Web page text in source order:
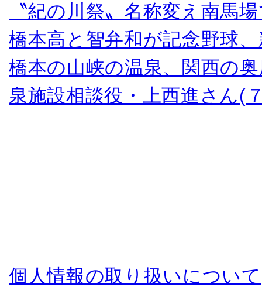
〝紀の川祭〟名称変え南馬
橋本高と智弁和が記念野球
橋本の山峡の温泉、関西の
泉施設相談役・上西進さん(
個人情報の取り扱いについて